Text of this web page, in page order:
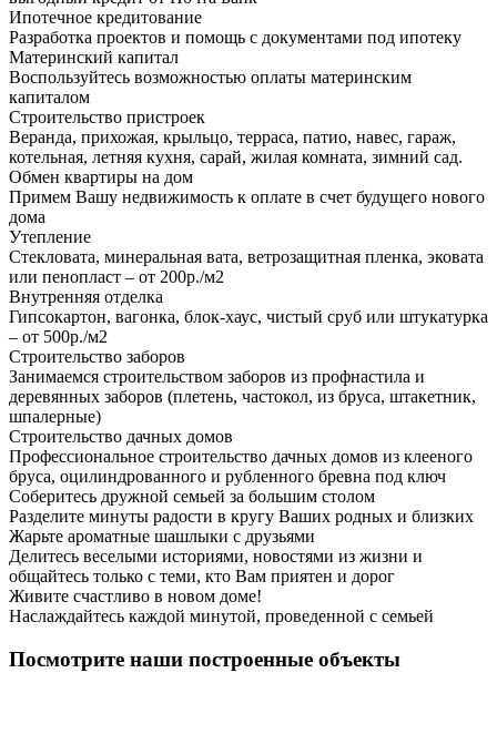
Ипотечное кредитование
Разработка проектов и помощь с документами под ипотеку
Материнский капитал
Воспользуйтесь возможностью оплаты материнским
капиталом
Строительство пристроек
Веранда, прихожая, крыльцо, терраса, патио, навес, гараж,
котельная, летняя кухня, сарай, жилая комната, зимний сад.
Обмен квартиры на дом
Примем Вашу недвижимость к оплате в счет будущего нового
дома
Утепление
Стекловата, минеральная вата, ветрозащитная пленка, эковата
или пенопласт – от 200р./м2
Внутренняя отделка
Гипсокартон, вагонка, блок-хаус, чистый сруб или штукатурка
– от 500р./м2
Строительство заборов
Занимаемся строительством заборов из профнастила и
деревянных заборов (плетень, частокол, из бруса, штакетник,
шпалерные)
Строительство дачных домов
Профессиональное строительство дачных домов из клееного
бруса, оцилиндрованного и рубленного бревна под ключ
Соберитесь дружной семьей за большим столом
Разделите минуты радости в кругу Ваших родных и близких
Жарьте ароматные шашлыки с друзьями
Делитесь веселыми историями, новостями из жизни и
общайтесь только с теми, кто Вам приятен и дорог
Живите счастливо в новом доме!
Наслаждайтесь каждой минутой, проведенной с семьей
Посмотрите наши построенные объекты